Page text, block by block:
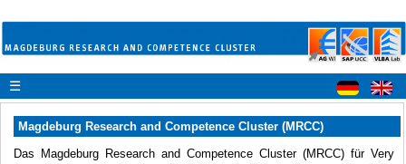
☰
Magdeburg Research and Competence Cluster (MRCC)
Das Magdeburg Research and Competence Cluster (MRCC) für Very